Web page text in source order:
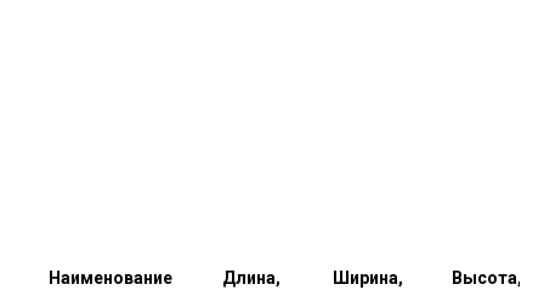
Наименование
Длина,
Ширина,
Высота,